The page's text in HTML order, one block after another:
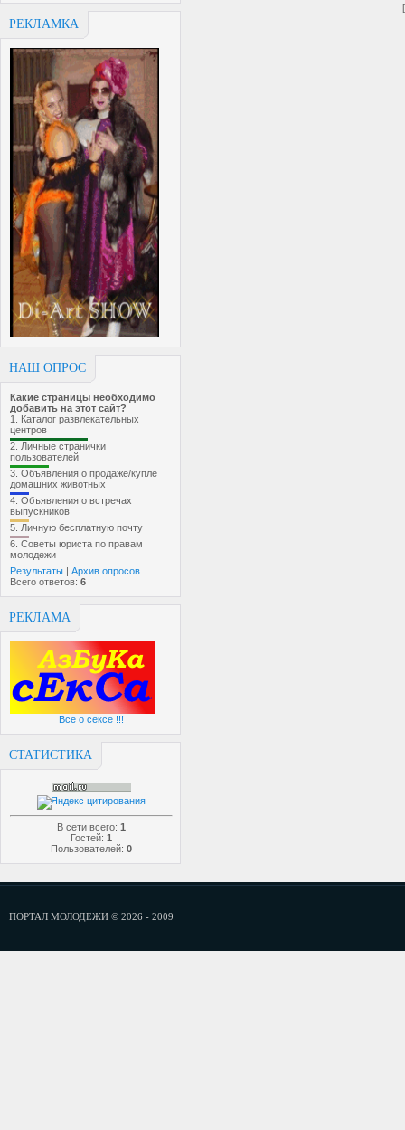
РЕКЛАМКА
НАШ ОПРОС
Какие страницы необходимо
добавить на этот сайт?
1. Каталог развлекательных
центров
2. Личные странички
пользователей
3. Объявления о продаже/купле
домашних животных
4. Объявления о встречах
выпускников
5. Личную бесплатную почту
6. Советы юриста по правам
молодежи
Результаты | Архив опросов
Всего ответов: 6
РЕКЛАМА
Все о сексе !!!
СТАТИСТИКА
В сети всего: 1
Гостей: 1
Пользователей: 0
ПОРТАЛ МОЛОДЕЖИ © 2026 - 2009